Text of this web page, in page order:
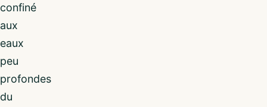
confiné
aux
eaux
peu
profondes
du